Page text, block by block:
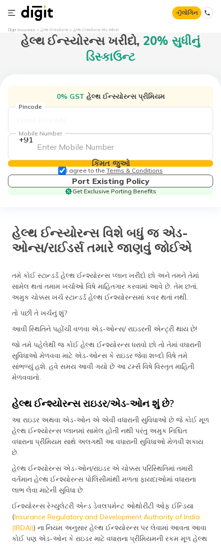
લોગિન
Digit Insurance હેલ્થ ઈન્સ્યોરન્સ હેલ્થ ઈન્શ્યોરન્સ એડ-ઓન્સ
હેલ્થ ઈન્સ્યોરન્સ ખરીદો, 20% સુધીનું
ડિસ્કાઉન્ટ
0% GST હેલ્થ ઈન્સ્યોરન્સ પ્રીમિયમ
Pincode
+91
Mobile Number
કિંમત જુઓ
I agree to the Terms & Conditions
Port Existing Policy
Get Exclusive Porting Benefits
હેલ્થ ઈન્સ્યોરન્સ વિશે બધું જ એડ-
ઓન્સ/રાઈડર્સ તમારે જાણવું જોઈએ
તમે કોઈ સ્ટાન્ડર્ડ હેલ્થ ઈન્શ્યોરન્સ પ્લાન ખરીદો છો અને તમને તેમાં
સામેલ થતાં તમામ ખર્ચાઓ વિષે માહિતગાર કરવામાં આવે છે. તેમ છતાં,
અમુક ચોક્કસ ખર્ચ સ્ટાન્ડર્ડ હેલ્થ ઈન્શ્યોરન્સમાં કવર થતાં નથી.
તો પછી તે ખર્ચનું શું?
આવી સ્થિતિને પહોંચી વળવા એડ-ઓન્સ/ રાઇડરની એન્ટ્રી થાય છે!
જો તમે પહેલેથી જ કોઈ હેલ્થ ઈન્શ્યોરન્સ ધરાવો છો તો તેમાં વધારાની
સુવિધાઓ મેળવવા માટે એડ-ઓન્સ કે રાઇડર જેવા શબ્દો વિષે તમે
સાંભળ્યું હશે. હવે સમય આવી ગયો છે આ ટર્મ્સ વિષે વિસ્તૃત માહિતી
મેળવવાનો.
હેલ્થ ઈન્શ્યોરન્સ રાઇડર/એડ-ઓન શું છે?
આ રાઇડર અથવા એડ-ઓન એ એવી વધારાની સુવિધાઓ છે જે કોઈ મૂળ
હેલ્થ ઈન્શ્યોરન્સ પ્લાનમાં સામેલ હોતી નથી પરંતુ અમુક નિશ્ચિત
વધારાના પ્રીમિયમ સાથે અલગથી આ વધારાની સુવિધાઓ મેળવી શકાય
છે.
હેલ્થ ઈન્શ્યોરન્સ એડ-ઓન/રાઇડર એ ચોક્કસ પરિસ્થિતિમાં તમારી
વર્તમાન હેલ્થ ઈન્શ્યોરન્સ પોલિસીમાંથી મળતા ફાયદાઓમાં વધારાના
લાભ લેવા માટેની સુવિધા છે.
ઈન્શ્યોરન્સ રેગ્યુલેટરી એન્ડ ડેવલપમેન્ટ ઓથોરીટી ઓફ ઈન્ડિયા
(Insurance Regulatory and Development Authority of India
(IRDAI)) ના નિયમ અનુસાર હેલ્થ ઈન્શ્યોરન્સ પર લેવામાં આવતા આવા
કોઈ પણ એડ-ઓન કે રાઇડર માટે વધારાના પ્રીમિયમની રકમ મૂળ હેલ્થ